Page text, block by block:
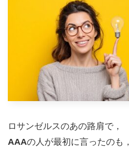
ロサンゼルスのあの路肩で，
AAAの人が最初に言ったのも，